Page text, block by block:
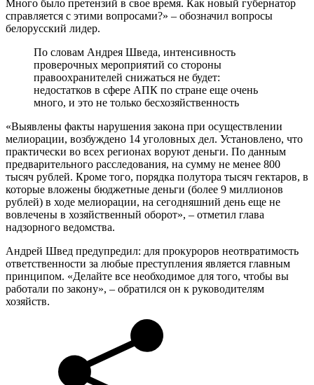
Много было претензий в свое время. Как новый губернатор
справляется с этими вопросами?» – обозначил вопросы
белорусский лидер.
По словам Андрея Шведа, интенсивность
проверочных мероприятий со стороны
правоохранителей снижаться не будет:
недостатков в сфере АПК по стране еще очень
много, и это не только бесхозяйственность
«Выявлены факты нарушения закона при осуществлении
мелиорации, возбуждено 14 уголовных дел. Установлено, что
практически во всех регионах воруют деньги. По данным
предварительного расследования, на сумму не менее 800
тысяч рублей. Кроме того, порядка полутора тысяч гектаров, в
которые вложены бюджетные деньги (более 9 миллионов
рублей) в ходе мелиорации, на сегодняшний день еще не
вовлечены в хозяйственный оборот», – отметил глава
надзорного ведомства.
Андрей Швед предупредил: для прокуроров неотвратимость
ответственности за любые преступления является главным
принципом. «Делайте все необходимое для того, чтобы вы
работали по закону», – обратился он к руководителям
хозяйств.